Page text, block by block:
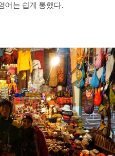
어는 쉽게 통했다.